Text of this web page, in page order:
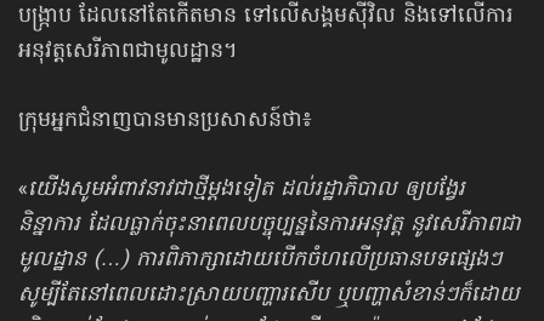
បង្ក្រាប ដែលនៅតែកើតមាន ទៅលើសង្គមស៊ីវិល និងទៅលើការ
អនុវត្តសេរីភាពជាមូលដ្ឋាន។
ក្រុមអ្នកជំនាញបានមានប្រសាសន៍ថា៖
«យើងសូមអំពាវនាវជាថ្មីម្តងទៀត ដល់រដ្ឋាភិបាល ឲ្យបង្វែរ
និន្នាការ ដែលធ្លាក់ចុះនាពេលបច្ចុប្បន្ននៃការអនុវត្ត នូវសេរីភាពជា
មូលដ្ឋាន (…) ការពិភាក្សាដោយបើកចំហលើប្រធានបទផ្សេងៗ
សូម្បីតែនៅពេលដោះស្រាយបញ្ហារសើប ឬបញ្ហាសំខាន់ៗក៏ដោយ